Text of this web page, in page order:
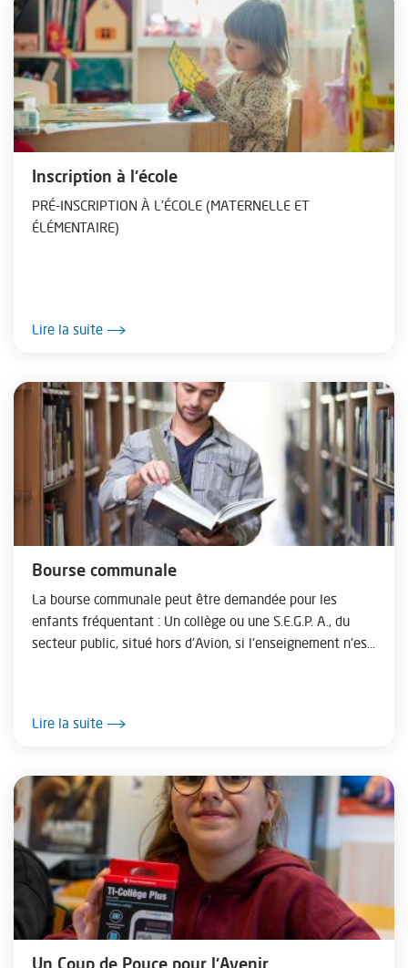
Inscription à l'école
PRÉ-INSCRIPTION À L'ÉCOLE (MATERNELLE ET
ÉLÉMENTAIRE)
Lire la suite
Bourse communale
La bourse communale peut être demandée pour les
enfants fréquentant : Un collège ou une S.E.G.P. A., du
secteur public, situé hors d'Avion, si l'enseignement n'est
Lire la suite
Un Coup de Pouce pour l'Avenir